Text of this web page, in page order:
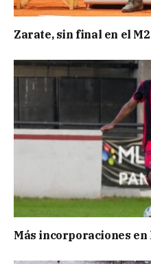
Zarate, sin final en el
Más incorporaciones